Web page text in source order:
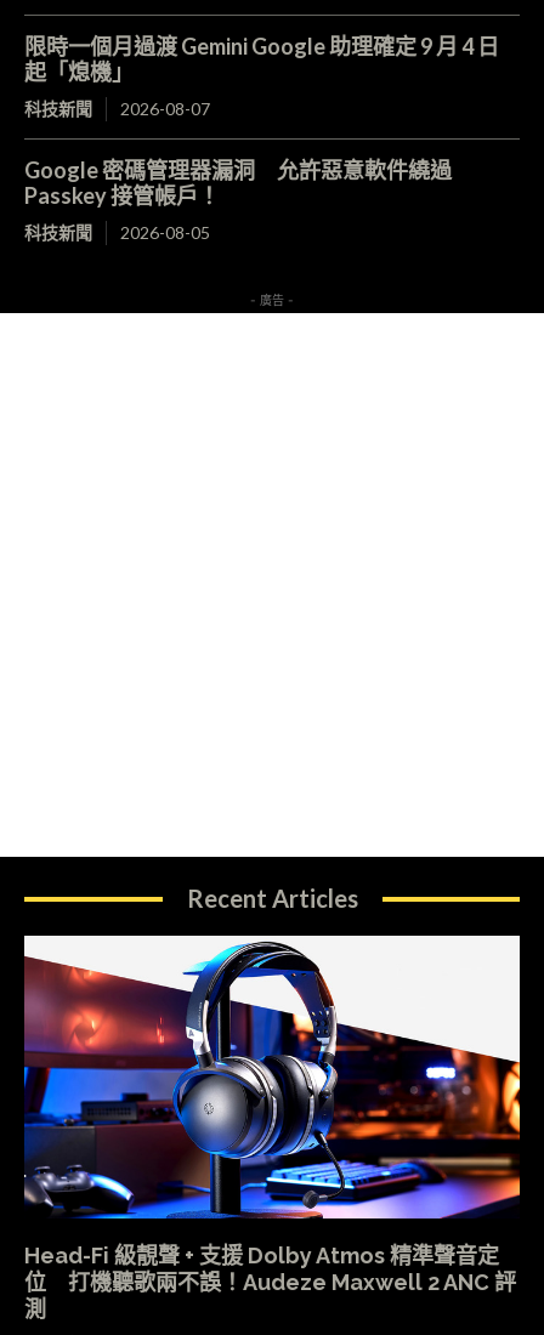
限時一個月過渡 Gemini Google 助理確定 9 月 4 日
起「熄機」
科技新聞 2026-08-07
Google 密碼管理器漏洞 允許惡意軟件繞過
Passkey 接管帳戶！
科技新聞 2026-08-05
- 廣告 -
Recent Articles
Head-Fi 級靚聲 + 支援 Dolby Atmos 精準聲音定
位 打機聽歌兩不誤！Audeze Maxwell 2 ANC 評
測